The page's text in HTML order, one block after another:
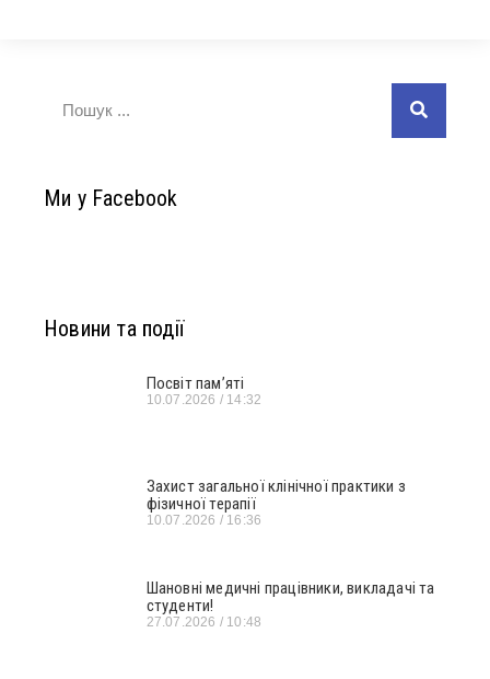
Ми у Facebook
Новини та події
Посвіт пам’яті
10.07.2026 14:32
Захист загальної клінічної практики з
фізичної терапії
10.07.2026 16:36
Шановні медичні працівники, викладачі та
студенти!
27.07.2026 10:48